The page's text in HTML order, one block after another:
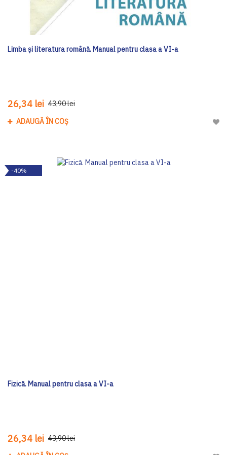
Limba şi literatura română. Manual pentru clasa a VI-a
26,34 lei 43,90 lei
ADAUGĂ ÎN COȘ
-40%
Fizică. Manual pentru clasa a VI-a
26,34 lei 43,90 lei